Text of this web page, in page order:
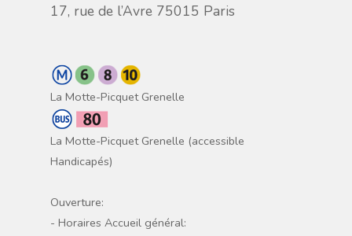
17, rue de l’Avre 75015 Paris
La Motte-Picquet Grenelle
La Motte-Picquet Grenelle (accessible
Handicapés)
Ouverture:
- Horaires Accueil général: